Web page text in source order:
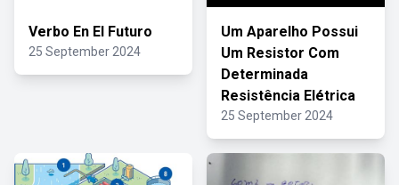
Verbo En El Futuro
25 September 2024
Um Aparelho Possui
Um Resistor Com
Determinada
Resistência Elétrica
25 September 2024